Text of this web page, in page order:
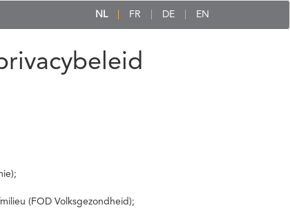
NL FR DE EN
(FOD Volksgezondheid);